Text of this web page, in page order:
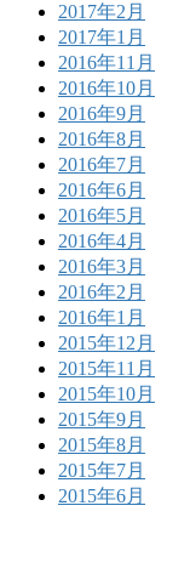
2017年2月
2017年1月
2016年11月
2016年10月
2016年9月
2016年8月
2016年7月
2016年6月
2016年5月
2016年4月
2016年3月
2016年2月
2016年1月
2015年12月
2015年11月
2015年10月
2015年9月
2015年8月
2015年7月
2015年6月